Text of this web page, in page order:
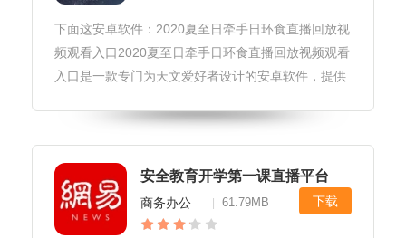
下面这安卓软件：2020夏至日牵手日环食直播回放视
频观看入口2020夏至日牵手日环食直播回放视频观看
入口是一款专门为天文爱好者设计的安卓软件，提供
户可以通过该软件观看日环食的全过程，同时还可以
了解相关的天文知识
安全教育开学第一课直播平台
商务办公 61.79MB 下载